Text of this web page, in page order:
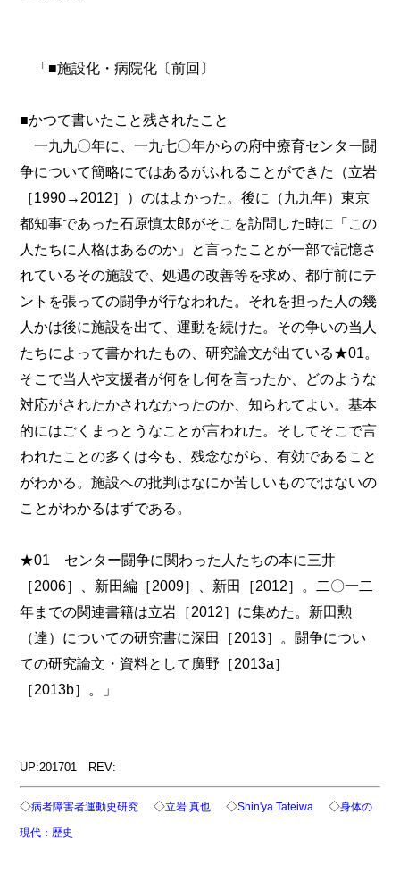
「■施設化・病院化〔前回〕
■かつて書いたこと残されたこと
一九九〇年に、一九七〇年からの府中療育センター闘
争について簡略にではあるがふれることができた（立岩
［1990→2012］）のはよかった。後に（九九年）東京
都知事であった石原慎太郎がそこを訪問した時に「この
人たちに人格はあるのか」と言ったことが一部で記憶さ
れているその施設で、処遇の改善等を求め、都庁前にテ
ントを張っての闘争が行なわれた。それを担った人の幾
人かは後に施設を出て、運動を続けた。その争いの当人
たちによって書かれたもの、研究論文が出ている★01。
そこで当人や支援者が何をし何を言ったか、どのような
対応がされたかされなかったのか、知られてよい。基本
的にはごくまっとうなことが言われた。そしてそこで言
われたことの多くは今も、残念ながら、有効であること
がわかる。施設への批判はなにか苦しいものではないの
ことがわかるはずである。
★01 センター闘争に関わった人たちの本に三井
［2006］、新田編［2009］、新田［2012］。二〇一二
年までの関連書籍は立岩［2012］に集めた。新田勲
（達）についての研究書に深田［2013］。闘争につい
ての研究論文・資料として廣野［2013a］
［2013b］。」
UP:201701 REV:
◇病者障害者運動史研究 ◇立岩 真也 ◇Shin'ya Tateiwa ◇身体の
現代：歴史